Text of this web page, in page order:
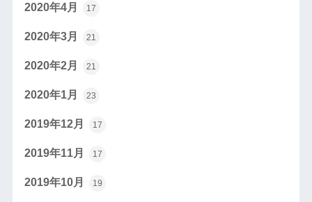
2020年4月 17
2020年3月 21
2020年2月 21
2020年1月 23
2019年12月 17
2019年11月 17
2019年10月 19